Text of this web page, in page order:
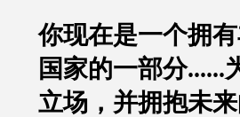
你现在是一个拥
国家的一部分......
立场，并拥抱未来